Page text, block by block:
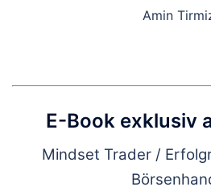
Amin
E-Book exklusiv
Mindset Trader /